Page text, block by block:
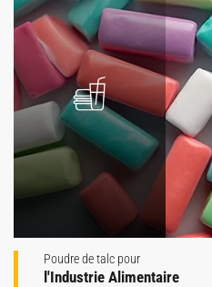
Poudre de talc pour
l'Industrie Alimentaire